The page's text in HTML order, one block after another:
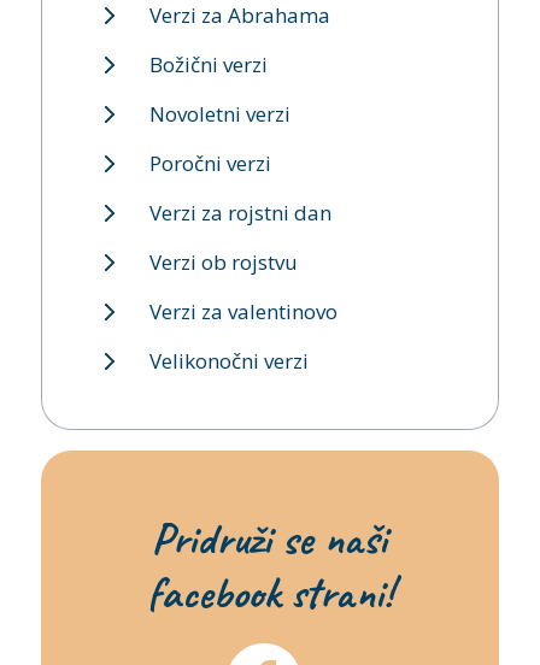
Verzi za Abrahama
Božični verzi
Novoletni verzi
Poročni verzi
Verzi za rojstni dan
Verzi ob rojstvu
Verzi za valentinovo
Velikonočni verzi
Pridruži se naši
facebook strani!